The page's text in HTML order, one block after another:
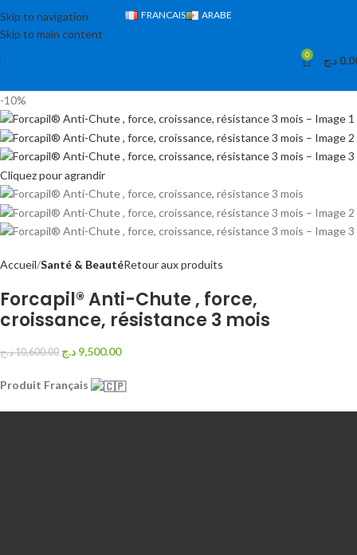
Skip to navigation
Skip to main content
FRANCAIS ARABE
0 د.ج
-10%
Cliquez pour agrandir
Accueil Santé & BeautéRetour aux produits
Forcapil® Anti-Chute , force,
croissance, résistance 3 mois
10,600.00د.ج 9,500.00 د.ج
Produit Français